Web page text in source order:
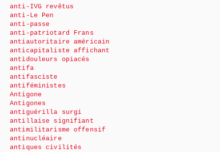
anti-IVG revêtus
anti-Le Pen
anti-passe
anti-patriotard Frans
antiautoritaire américain
anticapitaliste affichant
antidouleurs opiacés
antifa
antifasciste
antiféministes
Antigone
Antigones
antiguérilla surgi
antillaise signifiant
antimilitarisme offensif
antinucléaire
antiques civilités